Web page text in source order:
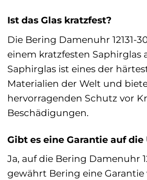
Ist das Glas kratzfest?
Die Bering Damenuhr 12131-
einem kratzfesten Saphirglas
Saphirglas ist eines der
Materialien der Welt und
hervorragenden Schutz vor
Beschädigungen.
Gibt es eine Garantie auf die
Ja, auf die Bering Damenuhr
gewährt Bering eine Garantie